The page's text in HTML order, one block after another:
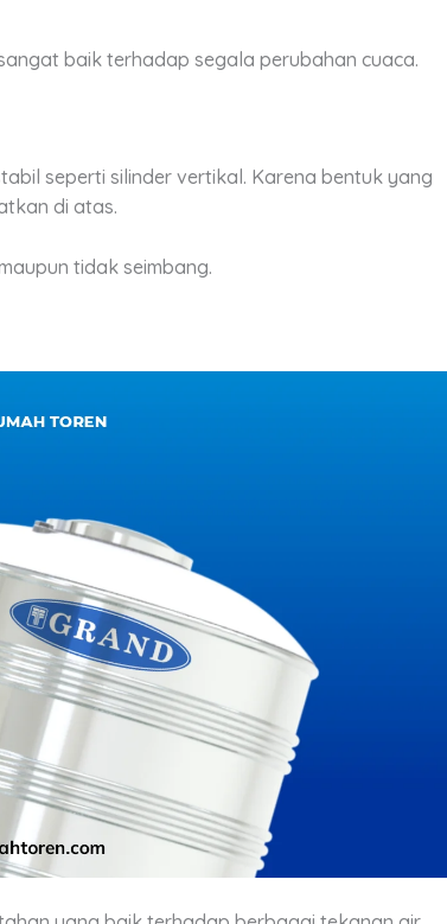
baik terhadap segala perubahan cuaca.
seperti silinder vertikal. Karena bentuk yang
di atas.
tidak seimbang.